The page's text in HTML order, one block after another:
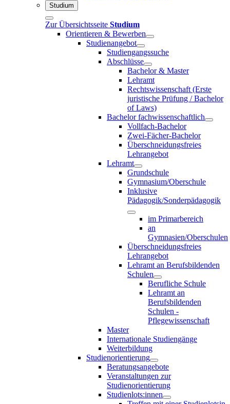
Studium
Zur Übersichtsseite Studium
Orientieren & Bewerben
Studienangebot
Studiengangssuche
Abschlüsse
Bachelor & Master
Lehramt
Rechtswissenschaft (Erste
juristische Prüfung / Bachelor
of Laws)
Bachelor fachwissenschaftlich
Vollfach-Bachelor
Zwei-Fächer-Bachelor
Überschneidungsfreies
Lehrangebot
Lehramt
Grundschule
Gymnasium/Oberschule
Inklusive
Pädagogik/Sonderpädagogik
im Primarbereich
an
Gymnasien/Oberschulen
Überschneidungsfreies
Lehrangebot
Lehramt an Berufsbildenden
Schulen
Berufliche Schule
Lehramt an
Berufsbildenden
Schulen -
Pflegewissenschaft
Master
Internationale Studiengänge
Weiterbildung
Studienorientierung
Beratungsangebote
Veranstaltungen zur
Studienorientierung
Studienlots:innen